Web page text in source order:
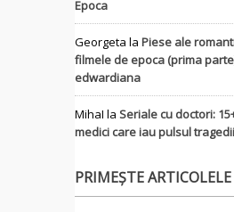
Epoca
Georgeta la Piese ale
filmele de epoca (prima
edwardiana
MihaI la Seriale cu doctori:
medici care iau pulsul
PRIMEȘTE